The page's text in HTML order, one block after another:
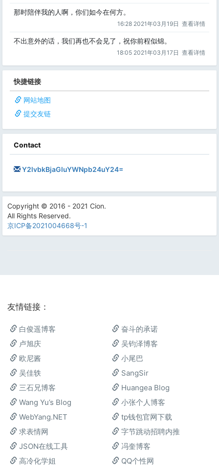
那时陪伴我的人啊，你们如今在何方。
16:28 2021年03月19日 查看详情
不出意外的话，我们再也不会见了，祝你前程似锦。
18:05 2021年03月17日 查看详情
快捷链接
网站地图
提交友链
Contact
Y2lvbkBjaGluYWNpb24uY24=
Copyright © 2016 - 2021 Cion.
All Rights Reserved.
京ICP备2021004668号-1
友情链接：
白俊遥博客
奋斗的承诺
卢旭庆
吴钧泽博客
欧尼酱
小尾巴
吴佳轶
SangSir
三石兄博客
Huangea Blog
Wang Yu’s Blog
小张个人博客
WebYang.NET
tp钱包官网下载
求表情网
字节跳动招聘内推
JSON在线工具
冯奎博客
高冷化学姐
QQ个性网